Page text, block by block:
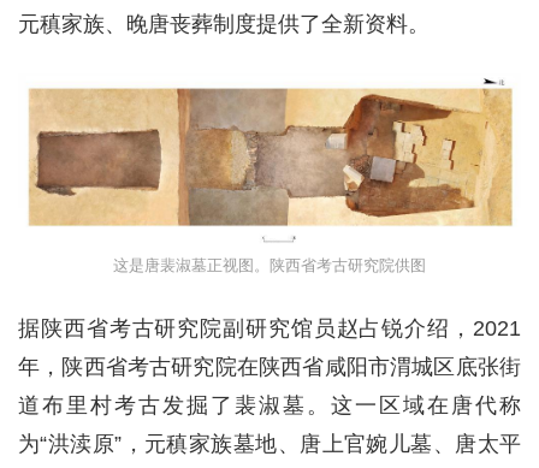
元稹家族、晚唐丧葬制度提供了全新资料。
这是唐裴淑墓正视图。陕西省考古研究院供图
据陕西省考古研究院副研究馆员赵占锐介绍，2021
年，陕西省考古研究院在陕西省咸阳市渭城区底张街
道布里村考古发掘了裴淑墓。这一区域在唐代称
为“洪渎原”，元稹家族墓地、唐上官婉儿墓、唐太平